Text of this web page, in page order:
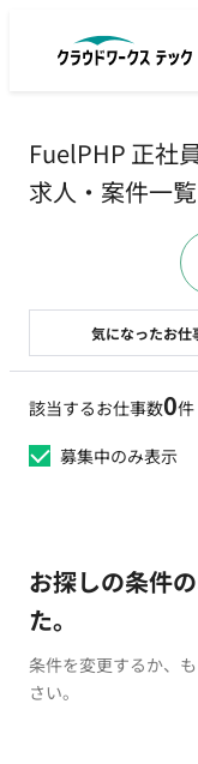
FuelPHP 正社
求人・案件一覧
該当するお仕事数0件
募集中のみ表示
お探しの条件
た。
条件を変更するか、
さい。
気になったお仕